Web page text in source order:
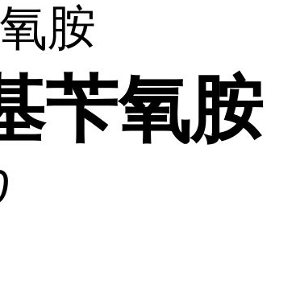
胺
苄氧胺